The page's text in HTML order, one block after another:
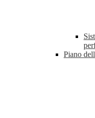
Piano